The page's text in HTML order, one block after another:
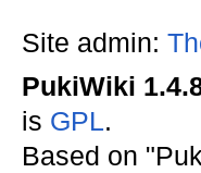
Site admin:
PukiWiki
is GPL.
Based on